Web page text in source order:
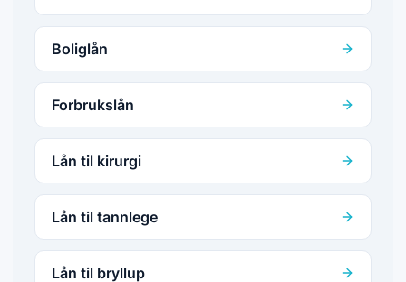
Boliglån
Forbrukslån
Lån til kirurgi
Lån til tannlege
Lån til bryllup